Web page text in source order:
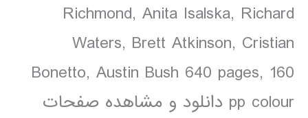
Richmond, Anita Isalska, Richard
Waters, Brett Atkinson, Cristian
Bonetto, Austin Bush 640 pages, 160
pp colour دانلود و مشاهده صفحات